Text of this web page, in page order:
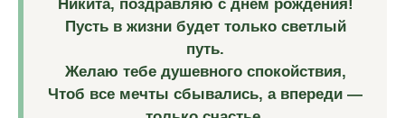
Никита, поздравляю с днем рождения!
Пусть в жизни будет только светлый
путь.
Желаю тебе душевного спокойствия,
Чтоб все мечты сбывались, а впереди —